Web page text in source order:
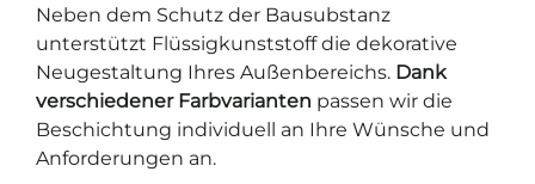
Neben dem Schutz der Bausubstanz
unterstützt Flüssigkunststoff die dekorative
Neugestaltung Ihres Außenbereichs. Dank
verschiedener Farbvarianten passen wir die
Beschichtung individuell an Ihre Wünsche und
Anforderungen an.